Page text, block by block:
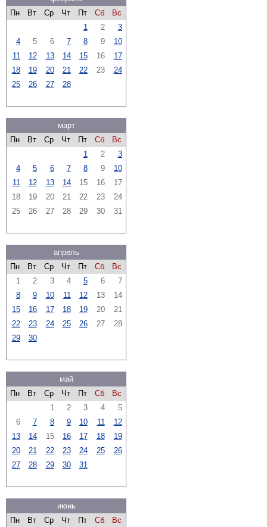
Пн
Вт Ср Чт Пт Сб
Вс
1
2
3
4
5 6 7 8 9
10
11
12 13 14 15 16
17
18
19 20 21 22 23
24
25
26 27 28
март
Пн
Вт Ср Чт Пт Сб
Вс
1
2
3
4
5 6 7 8 9
10
11
12 13 14 15 16
17
18
19 20 21 22 23
24
25
26 27 28 29 30 31
апрель
Пн
Вт Ср Чт Пт Сб
Вс
1
2 3 4 5 6
7
8
9 10 11 12 13
14
15
16 17 18 19 20
21
22
23 24 25 26 27
28
29
30
май
Пн
Вт Ср Чт Пт Сб
Вс
1
2 3 4
5
6
7 8 9 10 11
12
13
14 15 16 17 18
19
20
21 22 23 24 25
26
27
28 29 30 31
июнь
Пн
Вт Ср Чт Пт Сб
Вс